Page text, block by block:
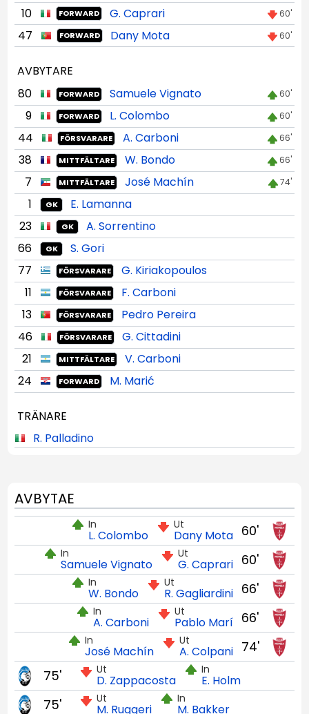
10 FORWARD G. Caprari 60'
47 FORWARD Dany Mota 60'
AVBYTARE
80
FORWARD Samuele Vignato 60'
9 FORWARD L. Colombo 60'
44 FÖRSVARARE A. Carboni 66'
38 MITTFÄLTARE W. Bondo 66'
7 MITTFÄLTARE José Machín 74'
1 GK
E. Lamanna
23
GK
A. Sorrentino
66
GK
S. Gori
77
FÖRSVARARE
G. Kiriakopoulos
11
FÖRSVARARE
F. Carboni
13
FÖRSVARARE
Pedro Pereira
46
FÖRSVARARE
G. Cittadini
21
MITTFÄLTARE
V. Carboni
24
FORWARD M. Marić
TRÄNARE
R. Palladino
AVBYTAE
60'
Ut
Dany Mota
In
L. Colombo
60'
Ut
G. Caprari
In
Samuele Vignato
66'
Ut
R. Gagliardini
In
W. Bondo
66'
Ut
Pablo Marí
In
A. Carboni
74'
Ut
A. Colpani
In
José Machín
Ut
D. Zappacosta
In
E. Holm
75'
Ut
M. Ruggeri
In
M. Bakker
75'